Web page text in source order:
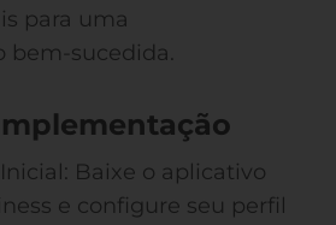
para uma
bem-sucedida.
Inicial: Baixe o aplicativo
e configure seu perfil